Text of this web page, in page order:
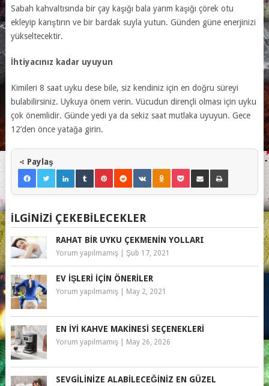
Sabah kahvaltısında bir çay kaşığı bala yarım kaşığı çörek otu
ekleyip karıştırın ve bir bardak suyla yutun. Günden güne enerjinizi
yükseltecektir.
İhtiyacınız kadar uyuyun
Kimileri 8 saat uyku dese bile, siz kendiniz için en doğru süreyi
bulabilirsiniz. Uykuya önem verin. Vücudun dirençli olması için uyku
çok önemlidir. Günde yedi ya da sekiz saat mutlaka uyuyun. Gece
12’den önce yatağa girin.
Paylaş
İLGINIZI ÇEKEBILECEKLER
RAHAT BIR UYKU ÇEKMENIN YOLLARI
Yorum yapılmamış| Şub 17, 2021
EV İŞLERI IÇIN ÖNERILER
Yorum yapılmamış| May 2, 2021
EN İYI KAHVE MAKINESI SEÇENEKLERI
Yorum yapılmamış| May 26, 2026
SEVGILINIZE ALABILECEĞINIZ EN GÜZEL